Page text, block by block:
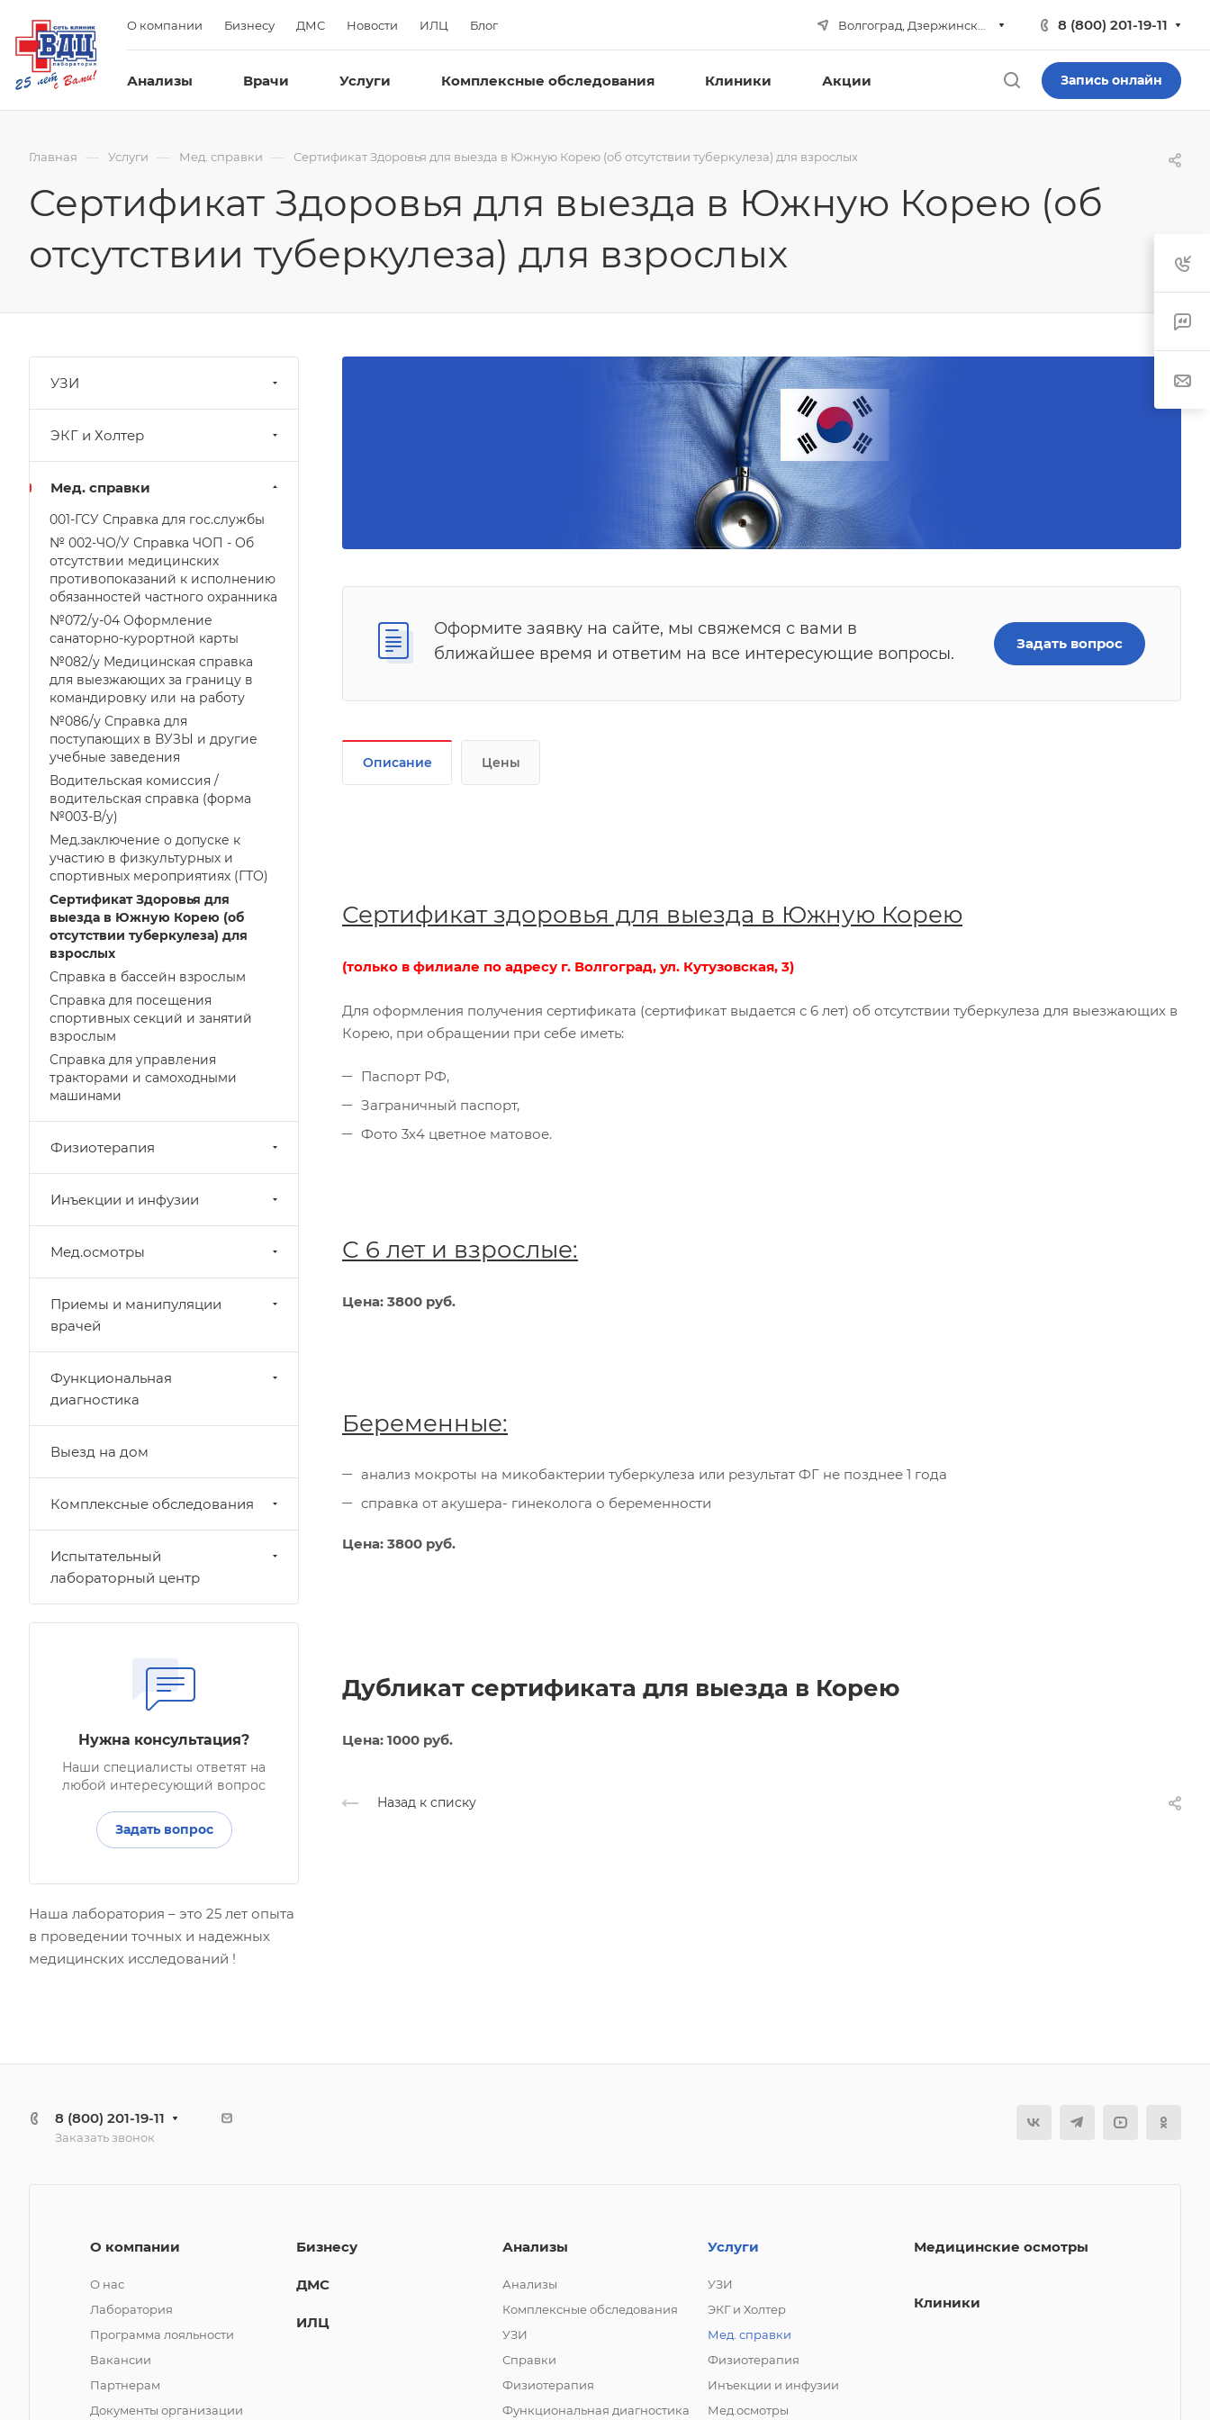
О компании Бизнесу ДМС Новости ИЛЦ Блог 8 (800) 201-19-11
Анализы Врачи Услуги Комплексные обследования Клиники Акции Запись онлайн
Главная — Услуги — Мед. справки — Сертификат Здоровья для выезда в Южную Корею (об отсутствии туберкулеза) для взрослых
Сертификат Здоровья для выезда в Южную Корею (об
отсутствии туберкулеза) для взрослых
Оформите заявку на сайте, мы свяжемся с вами в
ближайшее время и ответим на все интересующие вопросы.
Задать вопрос
Описание Цены
Сертификат здоровья для выезда в Южную Корею
(только в филиале по адресу г. Волгоград, ул. Кутузовская, 3)
Для оформления получения сертификата (сертификат выдается с 6 лет) об отсутствии туберкулеза для выезжающих в
Корею, при обращении при себе иметь:
Паспорт РФ,
Заграничный паспорт,
Фото 3х4 цветное матовое.
С 6 лет и взрослые:
Цена: 3800 руб.
Беременные:
анализ мокроты на микобактерии туберкулеза или результат ФГ не позднее 1 года
справка от акушера- гинеколога о беременности
Цена: 3800 руб.
Дубликат сертификата для выезда в Корею
Цена: 1000 руб.
Назад к списку
УЗИ
ЭКГ и Холтер
Мед. справки
001-ГСУ Справка для гос.службы
№ 002-ЧО/У Справка ЧОП - Об
отсутствии медицинских
противопоказаний к исполнению
обязанностей частного охранника
№072/у-04 Оформление
санаторно-курортной карты
№082/у Медицинская справка
для выезжающих за границу в
командировку или на работу
№086/у Справка для
поступающих в ВУЗЫ и другие
учебные заведения
Водительская комиссия /
водительская справка (форма
№003-В/у)
Мед.заключение о допуске к
участию в физкультурных и
спортивных мероприятиях (ГТО)
Сертификат Здоровья для
выезда в Южную Корею (об
отсутствии туберкулеза) для
взрослых
Справка в бассейн взрослым
Справка для посещения
спортивных секций и занятий
взрослым
Справка для управления
тракторами и самоходными
машинами
Физиотерапия
Инъекции и инфузии
Мед.осмотры
Приемы и манипуляции
врачей
Функциональная
диагностика
Выезд на дом
Комплексные обследования
Испытательный
лабораторный центр
Нужна консультация?
Наши специалисты ответят на
любой интересующий вопрос
Задать вопрос
Наша лаборатория – это 25 лет опыта
в проведении точных и надежных
медицинских исследований !
8 (800) 201-19-11
Заказать звонок
О компании
О нас
Лаборатория
Программа лояльности
Вакансии
Партнерам
Документы организации
Бизнесу
ДМС
ИЛЦ
Анализы
Анализы
Комплексные обследования
УЗИ
Справки
Физиотерапия
Функциональная диагностика
Услуги
УЗИ
ЭКГ и Холтер
Мед. справки
Физиотерапия
Инъекции и инфузии
Мед.осмотры
Медицинские осмотры
Клиники